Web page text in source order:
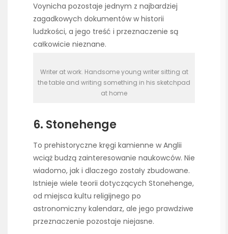
Voynicha pozostaje jednym z najbardziej
zagadkowych dokumentów w historii
ludzkości, a jego treść i przeznaczenie są
całkowicie nieznane.
Writer at work. Handsome young writer sitting at
the table and writing something in his sketchpad
at home
6. Stonehenge
To prehistoryczne kręgi kamienne w Anglii
wciąż budzą zainteresowanie naukowców. Nie
wiadomo, jak i dlaczego zostały zbudowane.
Istnieje wiele teorii dotyczących Stonehenge,
od miejsca kultu religijnego po
astronomiczny kalendarz, ale jego prawdziwe
przeznaczenie pozostaje niejasne.